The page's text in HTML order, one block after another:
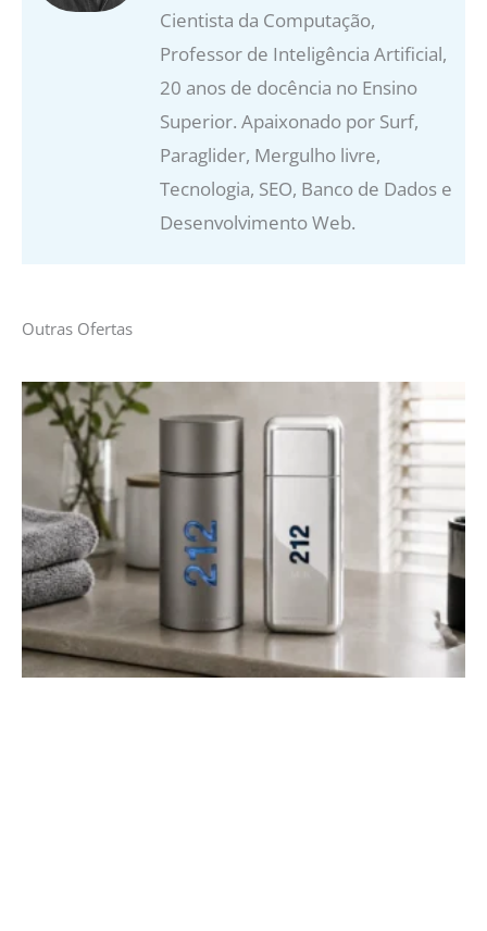
Cientista da Computação,
Professor de Inteligência Artificial,
20 anos de docência no Ensino
Superior. Apaixonado por Surf,
Paraglider, Mergulho livre,
Tecnologia, SEO, Banco de Dados e
Desenvolvimento Web.
Outras Ofertas